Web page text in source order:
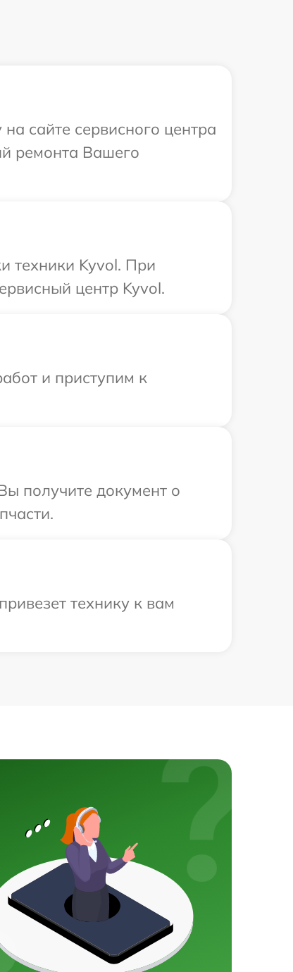
сайте сервисного центра
ремонта Вашего
техники Kyvol. При
центр Kyvol.
и приступим к
получите документ о
технику к вам